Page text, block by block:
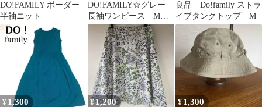
DO!FAMILY ボーダー
半袖ニット
DO!FAMILY☆グレー
長袖ワンピース M☆
匿名配送☆送料無料
良品 Do!family ストラ
イプタンクトップ M
¥ 1,300 ¥1,200 ¥ 1,300